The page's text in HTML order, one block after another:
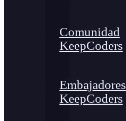
Comunidad
KeepCoders
Embajadores
KeepCoders